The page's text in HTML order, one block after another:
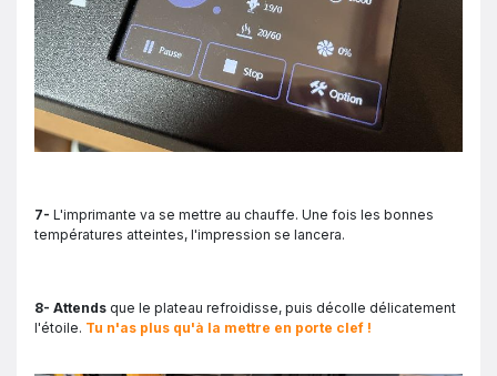
7- L'imprimante va se mettre au chauffe. Une fois les bonnes
températures atteintes, l'impression se lancera.
8- Attends que le plateau refroidisse, puis décolle délicatement
l'étoile. Tu n'as plus qu'à la mettre en porte clef !